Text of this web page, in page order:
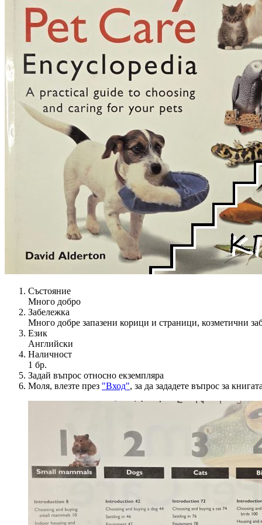
Състояние
Много добро
Забележка
Много добре запазени корици и страници, козметични
Език
Английски
Наличност
1 бр.
Задай въпрос относно екземпляра
Моля, влезте през "Вход", за да зададете въпрос за